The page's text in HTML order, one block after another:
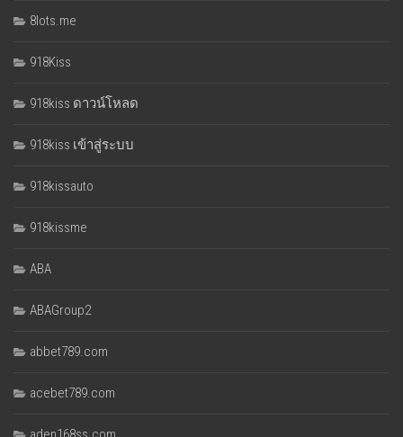
8lots.me
918Kiss
918kiss ดาวน์โหลด
918kiss เข้าสู่ระบบ
918kissauto
918kissme
ABA
ABAGroup2
abbet789.com
acebet789.com